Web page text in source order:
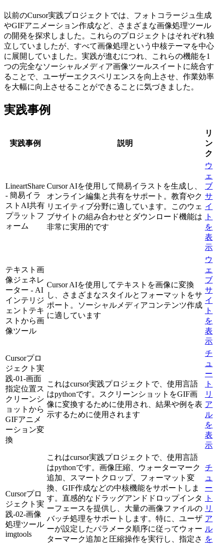
以前のCursor実践プロジェクトでは、フォトコラージュ生成
やGIFアニメーション作成など、さまざまな画像処理ツール
の開発を探求しました。これらのプロジェクトはそれぞれ独
立していましたが、すべて画像処理という中核テーマを中心
に展開していました。実践が進むにつれ、これらの機能を1
つの完全なソーシャルメディア画像ツールスイートに統合す
ることで、ユーザーエクスペリエンスを向上させ、作業効率
を大幅に向上させることができることに気づきました。
実践事例
実践事例 説明
リ
ン
ク
LineartShare
- 簡易イラ
ストAI共有
プラットフ
ォーム
Cursor AIを使用して簡易イラストを生成し、
オンライン編集と共有をサポート。教育やク
リエイティブ分野に適しています。このウェ
ブサイトの組み合わせとダウンロード機能は
非常に実用的です
ウ
ェ
ブ
サ
イ
ト
を
表
示
テキスト画
像ジェネレ
ーター - AI
インテリジ
ェントテキ
ストから画
像ツール
Cursor AIを使用してテキストを画像に変換
し、さまざまなスタイルとフォーマットをサ
ポート。ソーシャルメディアコンテンツ作成
に適しています
ウ
ェ
ブ
サ
イ
ト
を
表
示
Cursorプロ
ジェクト実
践-01-画面
指定位置ス
クリーンシ
ョットから
GIFアニメ
ーション変
換
これはcursor実践プロジェクトで、使用言語
はpythonです。スクリーンショットをGIF画
像に変換するために使用され、結果や例を表
示するために使用されます
チ
ュ
ー
ト
リ
ア
ル
を
表
示
Cursorプロ
ジェクト実
践-02-画像
処理ツール
imgtools
これはcursor実践プロジェクトで、使用言語
はpythonです。画像圧縮、ウォーターマーク
追加、スマートクロップ、フォーマット変
換、GIF作成などの中核機能をサポートしま
す。直感的なドラッグアンドドロップインタ
ーフェースを提供し、大量の画像ファイルの
バッチ処理をサポートします。特に、ユーザ
ーが設定したパラメータ順序に従ってウォー
ターマーク追加と圧縮操作を実行し、指定さ
チ
ュ
ー
ト
リ
ア
ル
を